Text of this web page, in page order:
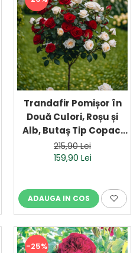
Trandafir Pomișor în
Două Culori, Roșu și
Alb, Butaș Tip Copac,
Anul 2 (Ghiveci)
215,90 Lei
159,90 Lei
ADAUGA IN COS
-25%